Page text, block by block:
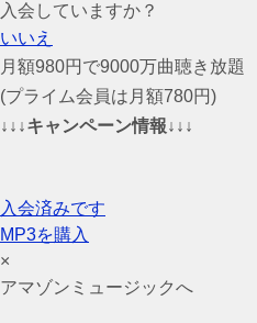
入会していますか？
いいえ
月額980円で9000万曲聴き放題
(プライム会員は月額780円)
↓↓↓キャンペーン情報↓↓↓
入会済みです
MP3を購入
×
アマゾンミュージックへ